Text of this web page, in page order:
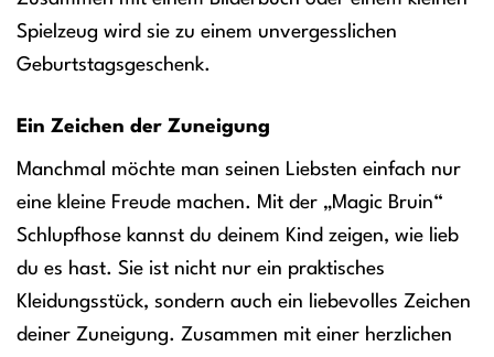
Spielzeug wird sie zu einem unvergesslichen
Geburtstagsgeschenk.
Ein Zeichen der Zuneigung
Manchmal möchte man seinen Liebsten einfach nur
eine kleine Freude machen. Mit der „Magic Bruin“
Schlupfhose kannst du deinem Kind zeigen, wie lieb
du es hast. Sie ist nicht nur ein praktisches
Kleidungsstück, sondern auch ein liebevolles Zeichen
deiner Zuneigung. Zusammen mit einer herzlichen